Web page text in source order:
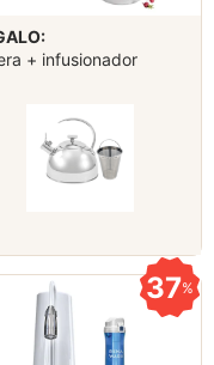
+ infusionador
37%